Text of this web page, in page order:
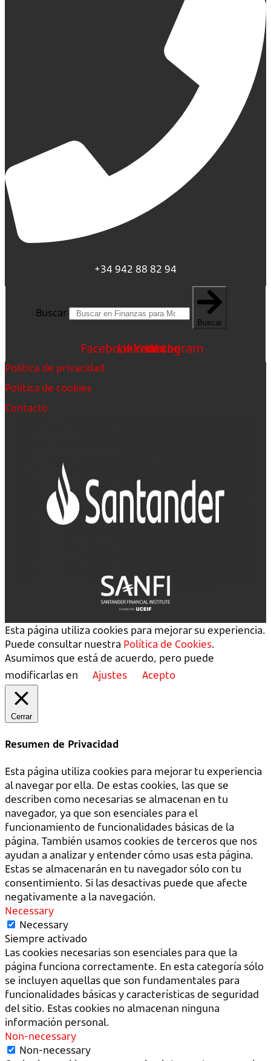
+34 942 88 82 94
Buscar
Buscar
FacebookLinkedin
Youtube
Instagram
Política de privacidad
Política de cookies
Contacto
Esta página utiliza cookies para mejorar su experiencia.
Puede consultar nuestra Política de Cookies.
Asumimos que está de acuerdo, pero puede
modificarlas en
Ajustes Acepto
Cerrar
Resumen de Privacidad
Esta página utiliza cookies para mejorar tu experiencia
al navegar por ella. De estas cookies, las que se
describen como necesarias se almacenan en tu
navegador, ya que son esenciales para el
funcionamiento de funcionalidades básicas de la
página. También usamos cookies de terceros que nos
ayudan a analizar y entender cómo usas esta página.
Estas se almacenarán en tu navegador sólo con tu
consentimiento. Si las desactivas puede que afecte
negativamente a la navegación.
Necessary
Necessary
Siempre activado
Las cookies necesarias son esenciales para que la
página funciona correctamente. En esta categoría sólo
se incluyen aquellas que son fundamentales para
funcionalidades básicas y características de seguridad
del sitio. Estas cookies no almacenan ninguna
información personal.
Non-necessary
Non-necessary